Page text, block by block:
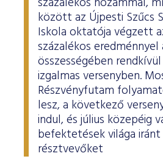
között az Újpesti Szűcs
Iskola oktatója végzett
százalékos eredménnyel
összességében
izgalmas versenyben.
Részvényfutam
lesz, a következő
indul, és július közepéig
befektetések világa
résztvevőket